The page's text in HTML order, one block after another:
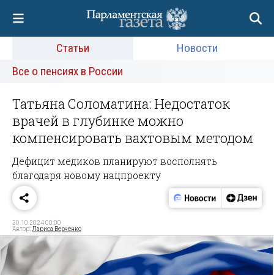
Статьи
Новости
Все о пенсиях в России
Татьяна Соломатина: Недостаток
врачей в глубинке можно
компенсировать вахтовым методом
Дефицит медиков планируют восполнять
благодаря новому нацпроекту
30.10.2024 00:00
Автор: Лариса Верченко